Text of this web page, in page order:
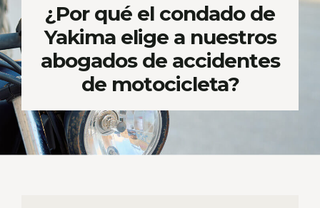
¿Por qué el condado de
Yakima elige a nuestros
abogados de accidentes
de motocicleta?